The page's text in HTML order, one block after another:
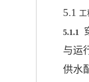
5.1 工
5.1.1
与运
供水